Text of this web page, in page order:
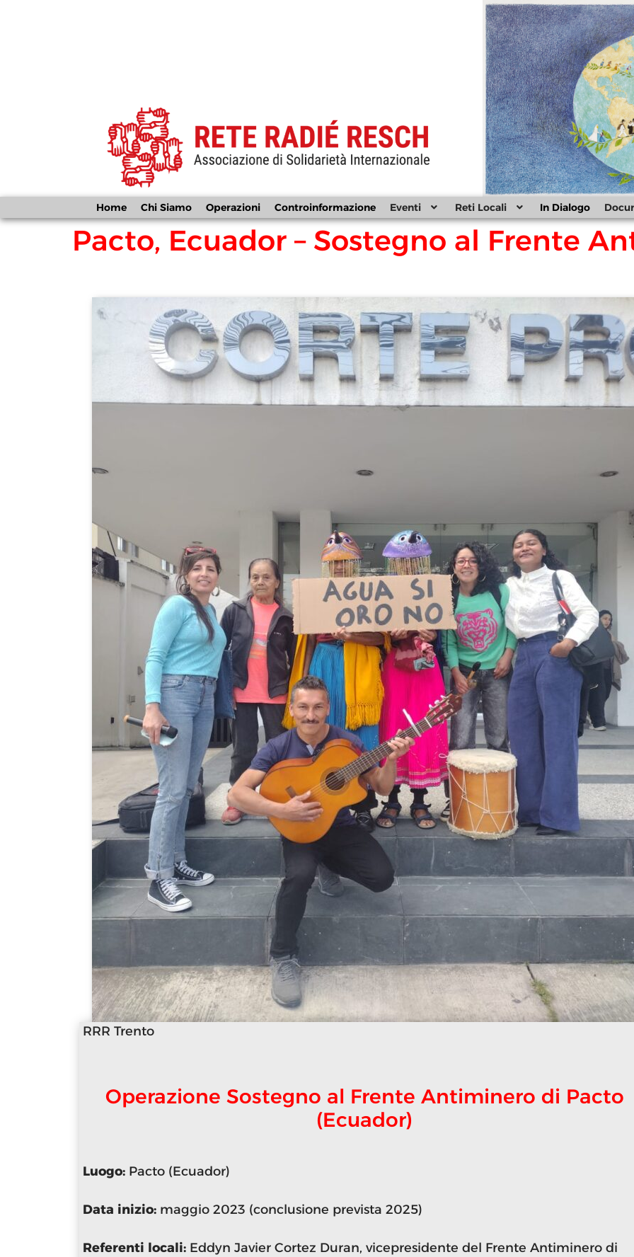
Home Chi Siamo Operazioni Controinformazione Eventi Reti Locali In Dialogo
Pacto, Ecuador – Sostegno al Frente
RRR Trento
Operazione Sostegno al Frente Antiminero di Pacto
(Ecuador)
Luogo: Pacto (Ecuador)
Data inizio: maggio 2023 (conclusione prevista 2025)
Referenti locali: Eddyn Javier Cortez Duran, vicepresidente del Frente Antiminero di